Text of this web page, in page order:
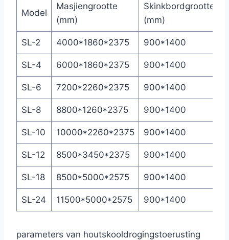
Model
Masjiengrootte
(mm)
Skinkbordgrootte
(mm)
SL-2 4000*1860*2375 900*1400
SL-4 6000*1860*2375 900*1400
SL-6 7200*2260*2375 900*1400
SL-8 8800*1260*2375 900*1400
SL-10 10000*2260*2375 900*1400
SL-12 8500*3450*2375 900*1400
SL-18 8500*5000*2575 900*1400
SL-24 11500*5000*2575 900*1400
parameters van houtskooldrogingstoerusting